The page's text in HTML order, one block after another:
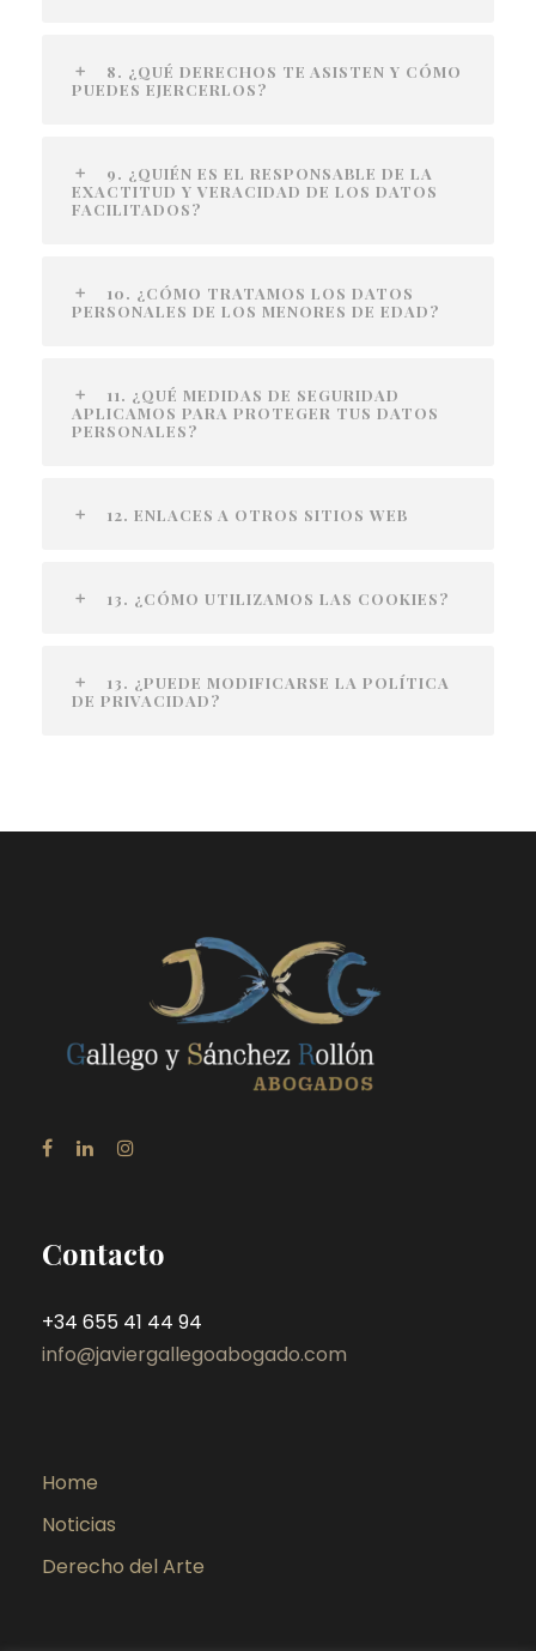
8. ¿QUÉ DERECHOS TE ASISTEN Y CÓMO
PUEDES EJERCERLOS?
9. ¿QUIÉN ES EL RESPONSABLE DE LA
EXACTITUD Y VERACIDAD DE LOS DATOS
FACILITADOS?
10. ¿CÓMO TRATAMOS LOS DATOS
PERSONALES DE LOS MENORES DE EDAD?
11. ¿QUÉ MEDIDAS DE SEGURIDAD
APLICAMOS PARA PROTEGER TUS DATOS
PERSONALES?
12. ENLACES A OTROS SITIOS WEB
13. ¿CÓMO UTILIZAMOS LAS COOKIES?
13. ¿PUEDE MODIFICARSE LA POLÍTICA
DE PRIVACIDAD?
Contacto
+34 655 41 44 94
info@javiergallegoabogado.com
Home
Noticias
Derecho del Arte